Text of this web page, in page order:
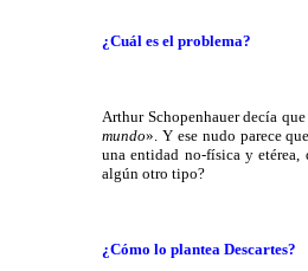
¿Cuál es el problema?
Arthur Schopenhauer decía
mundo». Y ese nudo parece
una entidad no-física y etérea,
algún otro tipo?
¿Cómo lo plantea Descartes?